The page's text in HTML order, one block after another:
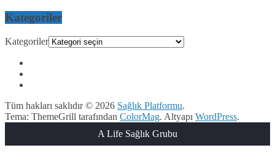
Kategoriler
Kategoriler
Tüm hakları saklıdır © 2026 Sağlık Platformu.
Tema: ThemeGrill tarafından ColorMag. Altyapı WordPress.
A Life Sağlık Grubu